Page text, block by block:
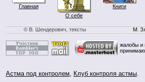
Главная
О себе
Книги
© В. Шендерович, тексты М.
жалобы и
Астма под контролем, Клуб контроля астмы.